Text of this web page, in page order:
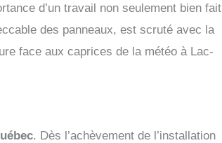
d’un travail non seulement bien fait
des panneaux, est scruté avec la
face aux caprices de la météo à Lac-
. Dès l’achèvement de l’installation